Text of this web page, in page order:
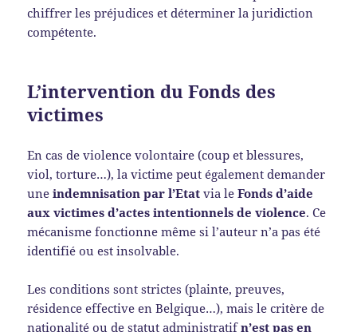
chiffrer les préjudices et déterminer la juridiction
compétente.
L’intervention du Fonds des
victimes
En cas de violence volontaire (coup et blessures,
viol, torture…), la victime peut également demander
uneindemnisation par l’Etat via leFonds d’aide
aux victimes d’actes intentionnels de violence. Ce
mécanisme fonctionne même si l’auteur n’a pas été
identifié ou est insolvable.
Les conditions sont strictes (plainte, preuves,
résidence effective en Belgique…), mais le critère de
nationalité ou de statut administratifn’est pas en